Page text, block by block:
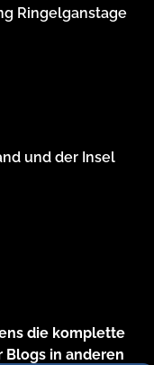
Ringelganstage
und der Insel
die komplette
Blogs in anderen